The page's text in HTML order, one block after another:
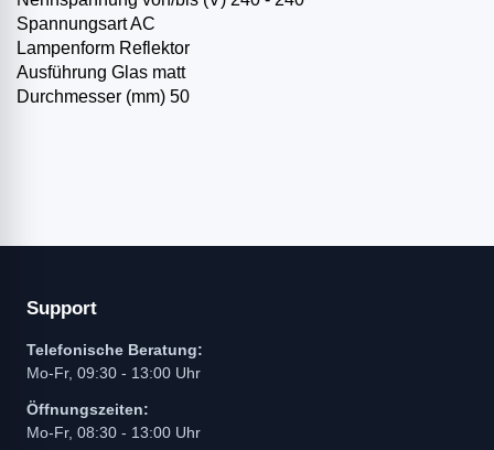
Spannungsart AC
Lampenform Reflektor
Ausführung Glas matt
Durchmesser (mm) 50
Support
Telefonische Beratung:
Mo-Fr, 09:30 - 13:00 Uhr
Öffnungszeiten:
Mo-Fr, 08:30 - 13:00 Uhr